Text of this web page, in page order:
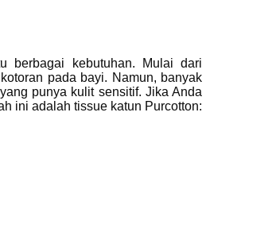
berbagai kebutuhan. Mulai dari
pada bayi. Namun, banyak
punya kulit sensitif. Jika Anda
ini adalah tissue katun Purcotton: